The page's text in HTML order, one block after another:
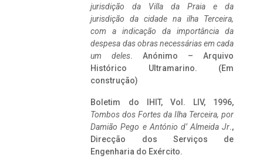
jurisdição da Villa da Praia e da
jurisdição da cidade na ilha Terceira,
com a indicação da importância da
despesa das obras necessárias em cada
um deles. Anónimo – Arquivo
Histórico Ultramarino. (Em
construção)
Boletim do IHIT, Vol. LIV, 1996,
Tombos dos Fortes da Ilha Terceira, por
Damião Pego e António d’ Almeida Jr.,
Direcção dos Serviços de
Engenharia do Exército.